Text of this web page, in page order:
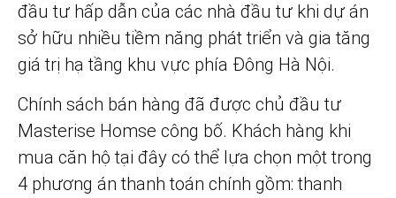
đầu tư hấp dẫn của các nhà đầu tư khi dự án
sở hữu nhiều tiềm năng phát triển và gia tăng
giá trị hạ tầng khu vực phía Đông Hà Nội.
Chính sách bán hàng đã được chủ đầu tư
Masterise Homse công bố. Khách hàng khi
mua căn hộ tại đây có thể lựa chọn một trong
4 phương án thanh toán chính gồm: thanh